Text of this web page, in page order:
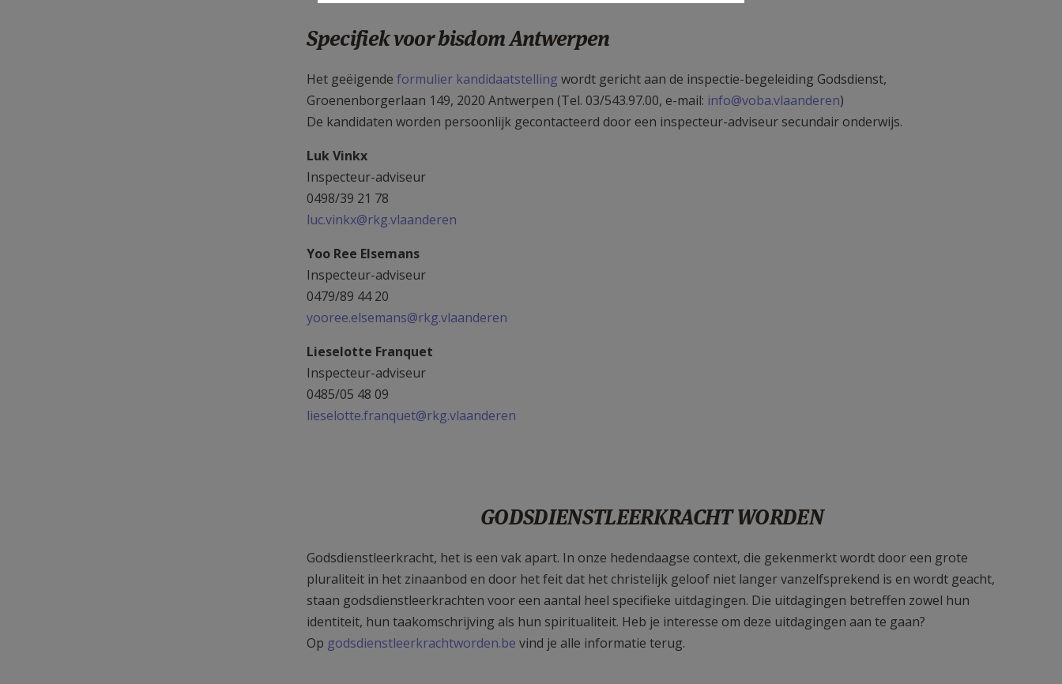
Specifiek voor bisdom Antwerpen
Het geëigendeformulier kandidaatstelling wordt gericht aan de inspectie-begeleiding Godsdienst,
Groenenborgerlaan 149, 2020 Antwerpen (Tel. 03/543.97.00, e-mail: info@voba.vlaanderen)
De kandidaten worden persoonlijk gecontacteerd door een inspecteur-adviseur secundair onderwijs.
Luk Vinkx
Inspecteur-adviseur
0498/39 21 78
luc.vinkx@rkg.vlaanderen
Yoo Ree Elsemans
Inspecteur-adviseur
0479/89 44 20
yooree.elsemans@rkg.vlaanderen
Lieselotte Franquet
Inspecteur-adviseur
0485/05 48 09
lieselotte.franquet@rkg.vlaanderen
GODSDIENSTLEERKRACHT WORDEN
Godsdienstleerkracht, het is een vak apart. In onze hedendaagse context, die gekenmerkt wordt door een grote
pluraliteit in het zinaanbod en door het feit dat het christelijk geloof niet langer vanzelfsprekend is en wordt geacht,
staan godsdienstleerkrachten voor een aantal heel specifieke uitdagingen. Die uitdagingen betreffen zowel hun
identiteit, hun taakomschrijving als hun spiritualiteit. Heb je interesse om deze uitdagingen aan te gaan?
Op godsdienstleerkrachtworden.be vind je alle informatie terug.